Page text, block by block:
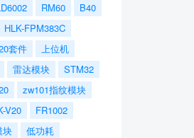
RM60
B40
HLK-FPM383C
套件
上位机
雷达模块
STM32
zw101指纹模块
V20
FR1002
块
低功耗